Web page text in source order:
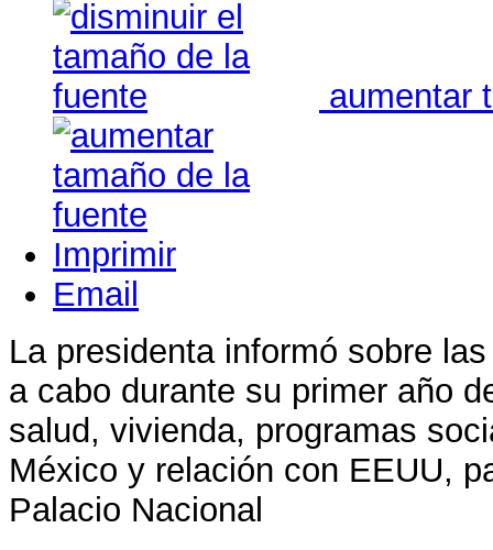
aumentar
Imprimir
Email
La presidenta informó sobre
a cabo durante su primer año
salud, vivienda, programas
México y relación con EEUU,
Palacio Nacional